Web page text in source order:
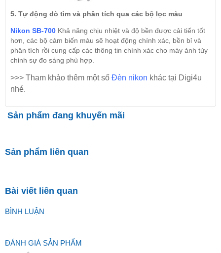
5. Tự động dò tìm và phân tích qua các bộ lọc màu
Nikon SB-700 Khả năng chịu nhiệt và độ bền được cải tiến tốt
hơn, các bộ cảm biến màu sẽ hoạt động chính xác, bền bỉ và
phân tích rồi cung cấp các thông tin chính xác cho máy ảnh tùy
chỉnh sự đo sáng phù hợp.
>>> Tham khảo thêm một số Đèn nikon khác tại Digi4u
nhé.
Sản phẩm đang khuyến mãi
Sản phẩm liên quan
Bài viết liên quan
BÌNH LUẬN
ĐÁNH GIÁ SẢN PHẨM